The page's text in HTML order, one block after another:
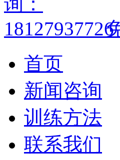
免
首页
新闻咨询
训练方法
联系我们